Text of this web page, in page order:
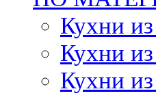
Кухни
Кухни
Кухни